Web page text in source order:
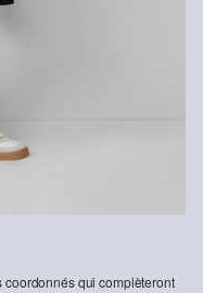
produits en coton,
la mission de Better
à se maintenir et à
l’environnement. Better
sur les plans social,
agriculteurs et
durables. Ce produit est
donc possible qu’il ne
qui complèteront